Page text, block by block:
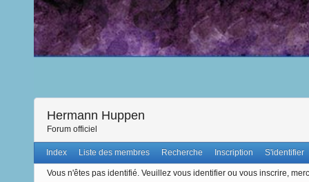
Hermann Huppen
Forum officiel
Index Liste des membres Recherche Inscription S'identifier
Vous n'êtes pas identifié. Veuillez vous identifier ou vous inscrire,